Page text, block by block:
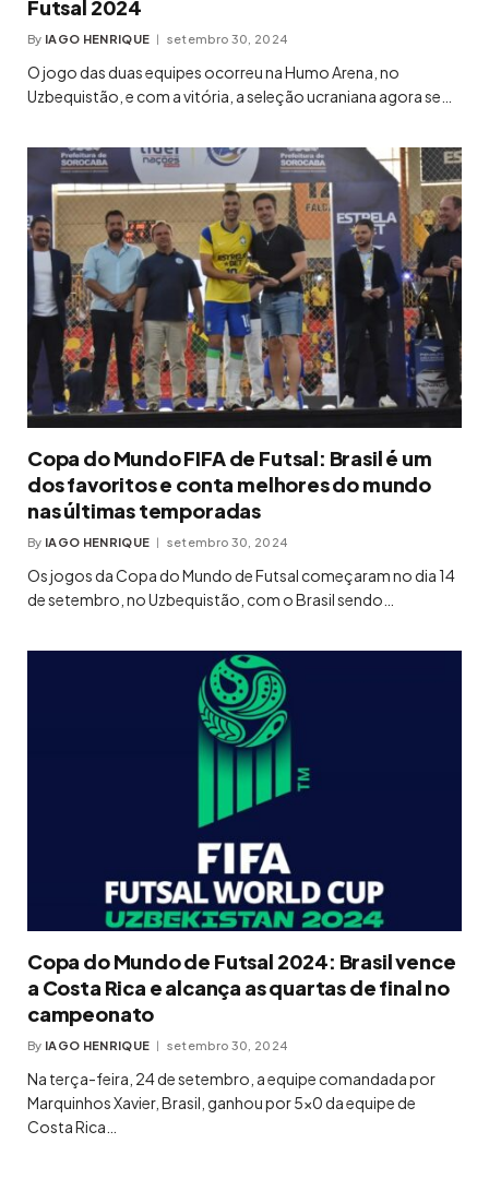
Futsal 2024
By IAGO HENRIQUE setembro 30, 2024
O jogo das duas equipes ocorreu na Humo Arena, no
Uzbequistão, e com a vitória, a seleção ucraniana agora se…
Copa do Mundo FIFA de Futsal: Brasil é um
dos favoritos e conta melhores do mundo
nas últimas temporadas
By IAGO HENRIQUE setembro 30, 2024
Os jogos da Copa do Mundo de Futsal começaram no dia 14
de setembro, no Uzbequistão, com o Brasil sendo…
Copa do Mundo de Futsal 2024: Brasil vence
a Costa Rica e alcança as quartas de final no
campeonato
By IAGO HENRIQUE setembro 30, 2024
Na terça-feira, 24 de setembro, a equipe comandada por
Marquinhos Xavier, Brasil, ganhou por 5×0 da equipe de
Costa Rica…